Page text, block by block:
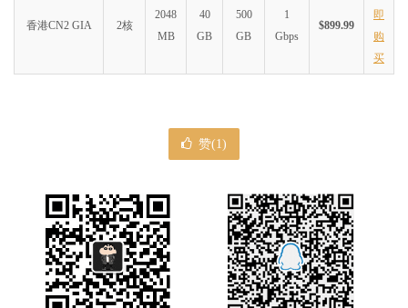
香港CN2 GIA 2核
2048
MB
40
GB
500
GB
1
Gbps
$899.99
即
购
买
赞(1 )